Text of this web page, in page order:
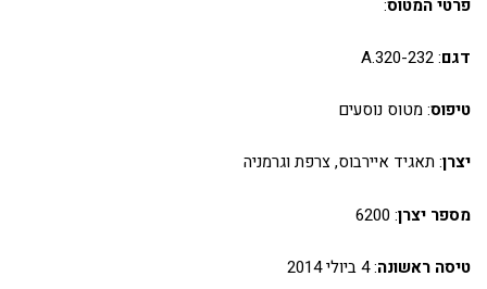
פרטי המטוס:
דגם: A.320-232
טיפוס: מטוס נוסעים
יצרן: תאגיד איירבוס, צרפת וגרמניה
מספר יצרן: 6200
טיסה ראשונה: 4 ביולי 2014